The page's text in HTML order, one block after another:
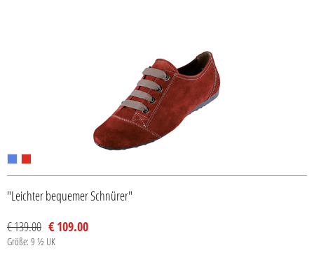
"Leichter bequemer Schnürer"
€ 139.00 € 109.00
Größe: 9 ½ UK